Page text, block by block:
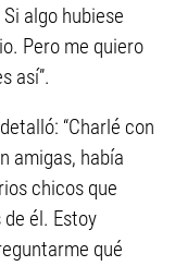
algo hubiese
Pero me quiero
así”.
“Charlé con
amigas, había
chicos que
él. Estoy
qué